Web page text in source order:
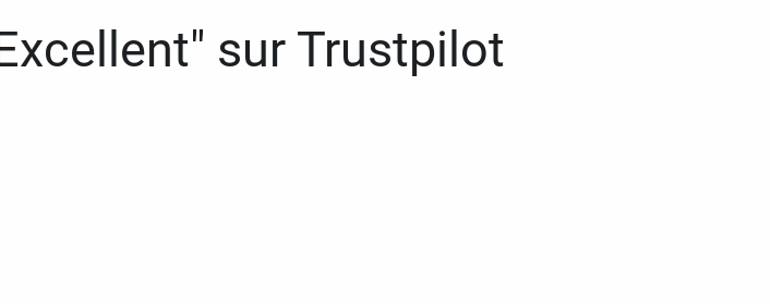
sur Trustpilot